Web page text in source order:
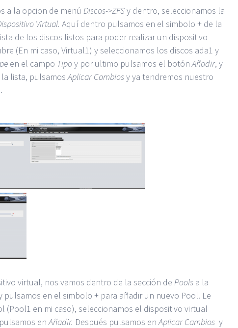
a la opcion de menú Discos->ZFSy dentro, seleccionamos la
Virtual. Aquí dentro pulsamos en el simbolo + de la
de los discos listos para poder realizar un dispositivo
(En mi caso, Virtual1) y seleccionamos los discos ada1 y
en el campo Tipoy por ultimo pulsamos el botónAñadir, y
la lista, pulsamosAplicar Cambiosy ya tendremos nuestro
virtual, nos vamos dentro de la sección de Pools a la
pulsamos en el simbolo + para añadir un nuevo Pool. Le
(Pool1 en mi caso), seleccionamos el dispositivo virtual
enAñadir. Después pulsamos enAplicar Cambios y